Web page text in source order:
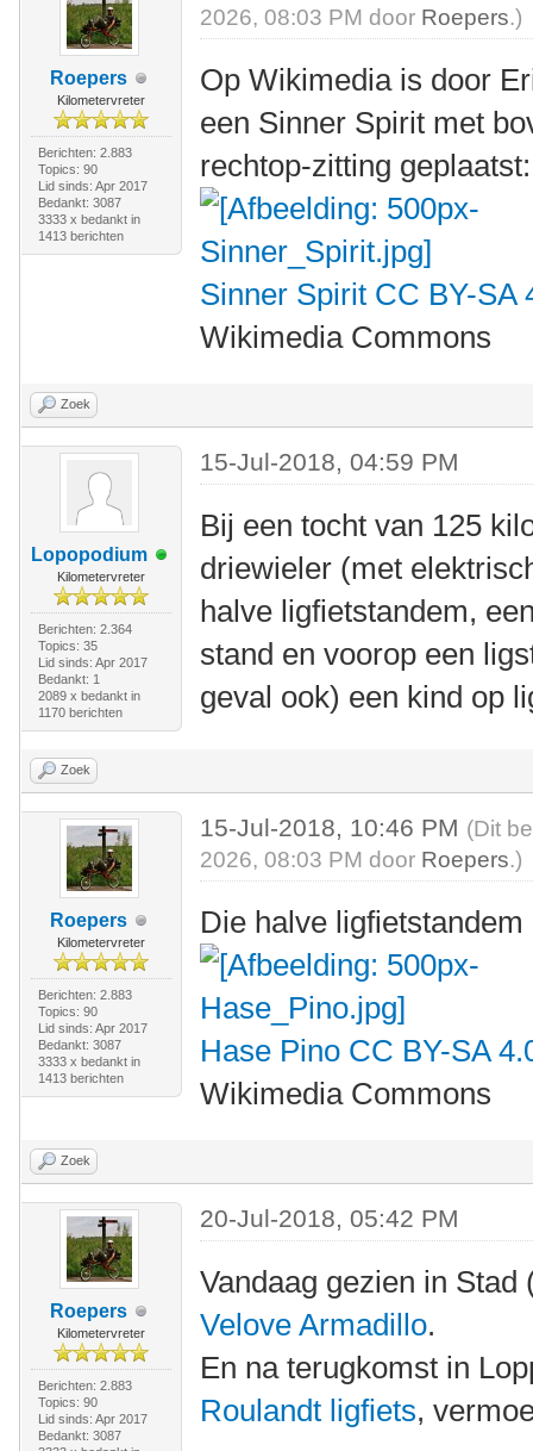
Roepers
Kilometervreter
Berichten: 2.883
Topics: 90
Lid sinds: Apr 2017
Bedankt: 3087
3333 x bedankt in
1413 berichten
2026, 08:03 PM door Roepers.)
Op Wikimedia is door
een Sinner Spirit met
rechtop-zitting geplaatst:
Sinner Spirit CC BY-SA
Wikimedia Commons
Zoek
Lopopodium
Kilometervreter
Berichten: 2.364
Topics: 35
Lid sinds: Apr 2017
Bedankt: 1
2089 x bedankt in
1170 berichten
15-Jul-2018, 04:59 PM
Bij een tocht van 125
driewieler (met
halve ligfietstandem,
stand en voorop een
geval ook) een kind op
Zoek
Roepers
Kilometervreter
Berichten: 2.883
Topics: 90
Lid sinds: Apr 2017
Bedankt: 3087
3333 x bedankt in
1413 berichten
15-Jul-2018, 10:46 PM (Dit
2026, 08:03 PM door Roepers.)
Die halve
Hase Pino CC BY-SA
Wikimedia Commons
Zoek
Roepers
Kilometervreter
Berichten: 2.883
Topics: 90
Lid sinds: Apr 2017
Bedankt: 3087
20-Jul-2018, 05:42 PM
Vandaag gezien in
Velove Armadillo.
En na terugkomst in
Roulandt ligfiets,